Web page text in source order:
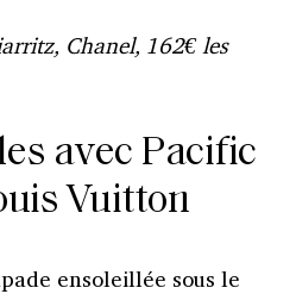
Chanel, 162€ les
avec Pacific
Vuitton
ensoleillée sous le